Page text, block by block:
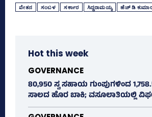
ವೇತನ ಸಂಬಳ ಸರ್ಕಾರ ಸಿದ್ದರಾಮಯ್ಯ ಹೆಚ್‌ ಡಿ
Hot this week
GOVERNANCE
80,950 ಸ್ವ ಸಹಾಯ ಗುಂಪುಗಳಿಂದ
ಸಾಲದ ಹೊರ ಬಾಕಿ; ವಸೂಲಾತಿಯಲ್ಲಿ